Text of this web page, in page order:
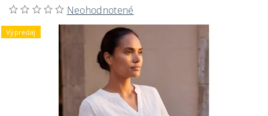
Neohodnotené
Výpredaj